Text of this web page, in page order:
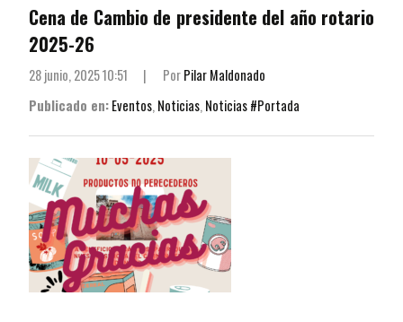
Cena de Cambio de presidente del año rotario
2025-26
28 junio, 2025 10:51 | PorPilar Maldonado
Publicado en:Eventos, Noticias, Noticias #Portada